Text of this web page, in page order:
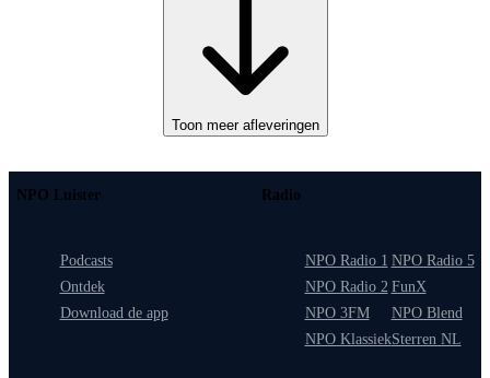
Toon meer afleveringen
NPO Luister
Podcasts
Ontdek
Download de app
Radio
NPO Radio 1
NPO Radio 2
NPO 3FM
NPO Klassiek
NPO Radio 5
FunX
NPO Blend
Sterren NL